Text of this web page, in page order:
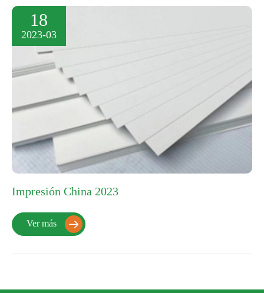
18
2023-03
Impresión China 2023
Ver más 